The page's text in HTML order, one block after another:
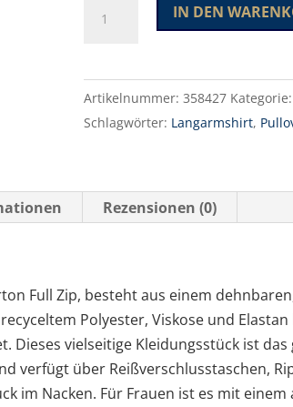
Cardigan
Menge
IN DEN
Artikelnummer:358427
Schlagwörter: Langarmshirt,
Rezensionen (0)
Full Zip, besteht aus einem
Polyester, Viskose und
Dieses vielseitige Kleidungsstück ist das
verfügt über Reißverschlusstaschen,
im Nacken. Für Frauen ist es mit